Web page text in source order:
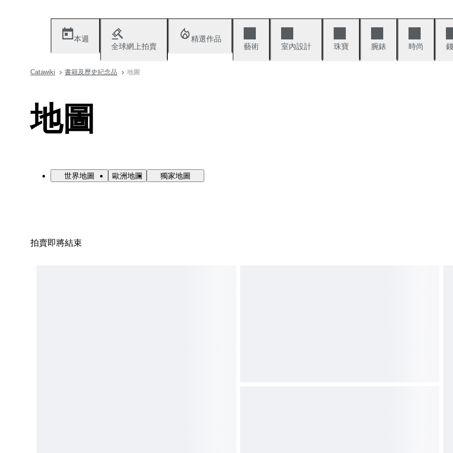
本週
全球網上拍賣
精選作品
藝術
室內設計 珠寶 腕錶 時尚
Catawiki 書籍及歷史紀念品 地圖
地圖
世界地圖 歐洲地圖 獨家地圖
拍賣即將結束